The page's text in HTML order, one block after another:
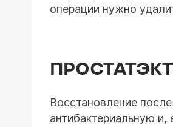
операции нужно
Восстановление
антибактериальную